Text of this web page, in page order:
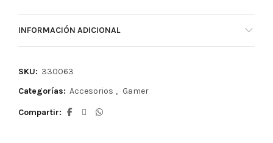
INFORMACIÓN ADICIONAL
SKU: 330063
Categorías: Accesorios , Gamer
Compartir